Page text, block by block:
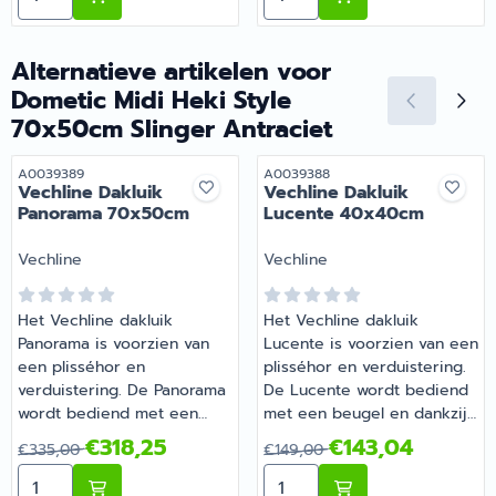
heeft geforceerde
frisse lucht. Daarnaast zorgt
een onafhankelijk
verstelbare verduisterings-
en insectenhor voor privacy
en houden ze vervelende
insecten buiten de deur. Dit
is de ultieme oplossing
voor een comfortabele en
binnenomgeving. | Dometic
Mini Heki S FL 40x40cm 43-
60mm | Artikelnummer
0401243
bij Barsema Recreatie, jouw
Alternatieve artikelen voor
Dometic Midi Heki Style
70x50cm Slinger Antraciet
Artikelnummer
A0039389
Vechline Dakluik
Panorama 70x50cm
Merk:
Vechline
Het Vechline dakluik
Panorama is voorzien van
een plisséhor en
verduistering. De Panorama
wordt bediend met een
beugel en dankzij de twee
verschillende
openingsstanden biedt dit
Van 335,00 voor 318,25
€335,00€318,25
Aantal kiezen voor Vechline Dakluik Panorama
Artikelnummer
A0039388
Vechline Dakluik
Lucente 40x40cm
Merk:
Vechline
Het Vechline dakluik
Lucente is voorzien van een
plisséhor en verduistering.
De Lucente wordt bediend
met een beugel en dankzij
de twee verschillende
openingsstanden biedt dit
dakluik een eenvoudige en
Van 149,00 voor 143,04
€149,00€143,04
Aantal kiezen voor